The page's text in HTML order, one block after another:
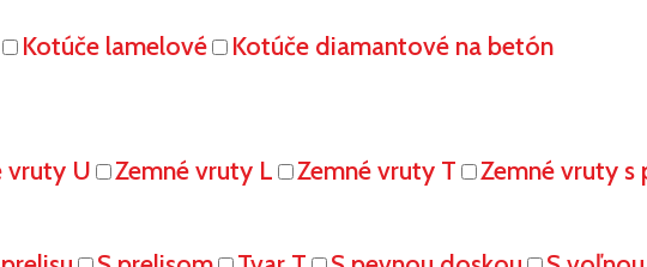
Kotúče lamelové
Kotúče diamantové na betón
vruty U Zemné vruty L Zemné vruty T Zemné vruty s